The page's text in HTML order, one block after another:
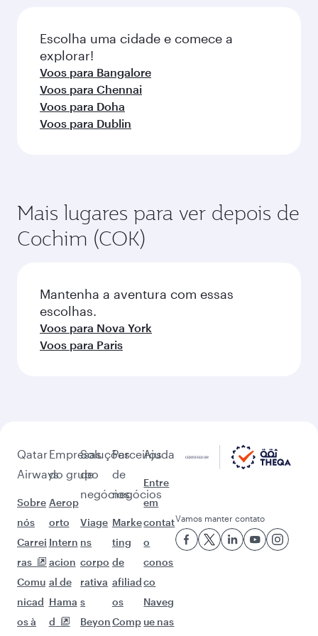
Escolha uma cidade e comece a
explorar!
Voos para Bangalore
Voos para Chennai
Voos para Doha
Voos para Dublin
Mais lugares para ver depois de
Cochim (COK)
Mantenha a aventura com essas
escolhas.
Voos para Nova York
Voos para Paris
Qatar
Airways
Sobre
nós
Carrei
ras
Comu
nicad
os à
Empresas
do grupo
Aerop
orto
Intern
acion
al de
Hama
d
Soluções
de
negócios
Viage
ns
corpo
rativa
s
Beyon
Parceiros
de
negócios
Marke
ting
de
afiliad
os
Comp
Ajuda
Entre
em
contat
o
conos
co
Naveg
ue nas
Vamos manter contato